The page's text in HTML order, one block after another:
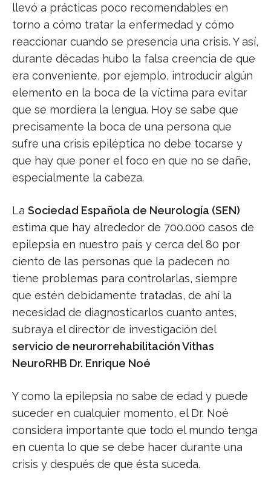
llevó a prácticas poco recomendables en
torno a cómo tratar la enfermedad y cómo
reaccionar cuando se presencia una crisis. Y así,
durante décadas hubo la falsa creencia de que
era conveniente, por ejemplo, introducir algún
elemento en la boca de la víctima para evitar
que se mordiera la lengua. Hoy se sabe que
precisamente la boca de una persona que
sufre una crisis epiléptica no debe tocarse y
que hay que poner el foco en que no se dañe,
especialmente la cabeza.
La Sociedad Española de Neurología (SEN)
estima que hay alrededor de 700.000 casos de
epilepsia en nuestro país y cerca del 80 por
ciento de las personas que la padecen no
tiene problemas para controlarlas, siempre
que estén debidamente tratadas, de ahí la
necesidad de diagnosticarlos cuanto antes,
subraya el director de investigación del
servicio de neurorrehabilitación Vithas
NeuroRHB Dr. Enrique Noé
Y como la epilepsia no sabe de edad y puede
suceder en cualquier momento, el Dr. Noé
considera importante que todo el mundo tenga
en cuenta lo que se debe hacer durante una
crisis y después de que ésta suceda.